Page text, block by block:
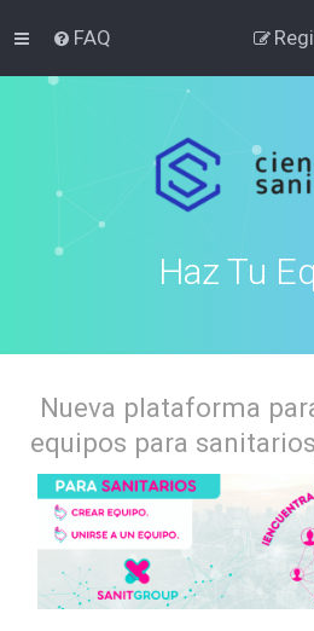
FAQ
Haz Tu
Nueva plataforma
equipos para